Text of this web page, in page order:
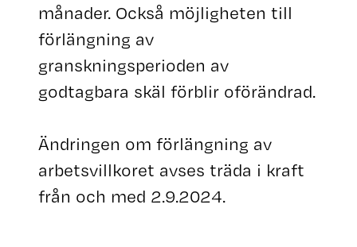
månader. Också möjligheten till
förlängning av
granskningsperioden av
godtagbara skäl förblir oförändrad.
Ändringen om förlängning av
arbetsvillkoret avses träda i kraft
från och med 2.9.2024.